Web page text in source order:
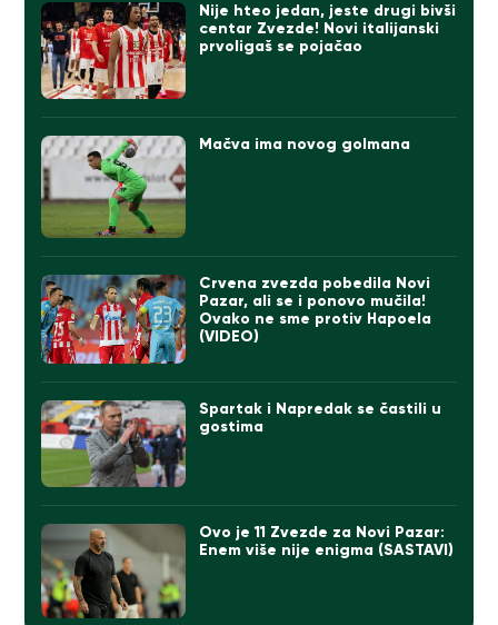
Nije hteo jedan, jeste drugi bivši
centar Zvezde! Novi italijanski
prvoligaš se pojačao
Mačva ima novog golmana
Crvena zvezda pobedila Novi
Pazar, ali se i ponovo mučila!
Ovako ne sme protiv Hapoela
(VIDEO)
Spartak i Napredak se častili u
gostima
Ovo je 11 Zvezde za Novi Pazar:
Enem više nije enigma (SASTAVI)